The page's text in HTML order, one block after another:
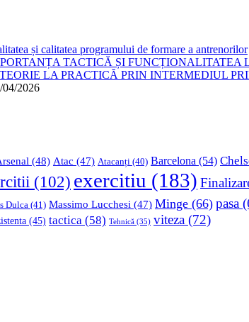
și calitatea programului de formare a antrenorilor
TACTICĂ ȘI FUNCȚIONALITATEA
LA PRACTICĂ PRIN INTERMEDIUL
04/2026
(48) Atac (47) Atacanți (40) Barcelona (54)
(102) exercitiu (183)
Dulca (41) Massimo Lucchesi (47) Minge (66) pasa
(45) tactica (58) Tehnică (35) viteza (72)